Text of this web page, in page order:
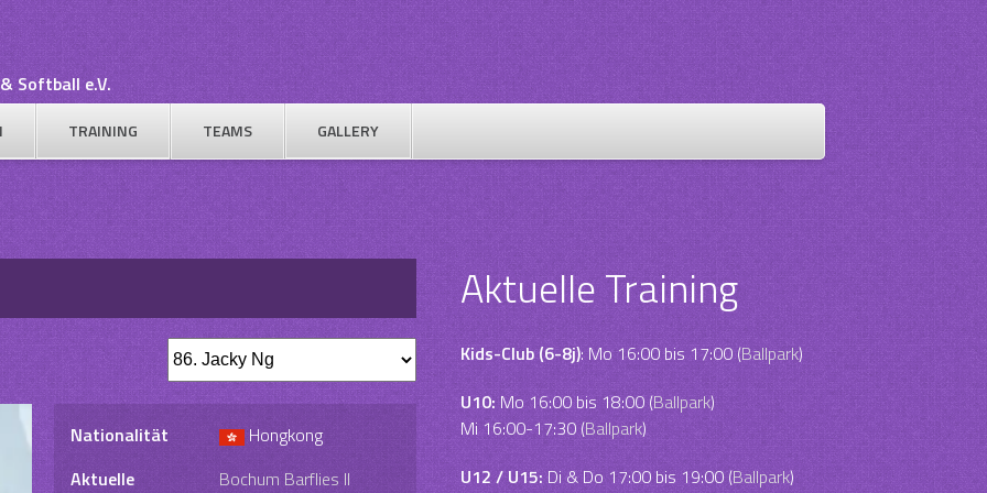
Softball e.V.
TRAINING TEAMS GALLERY
Nationalität
Hongkong
Aktuelle
Bochum Barflies II
Aktuelle Training
Kids-Club (6-8j): Mo 16:00 bis 17:00 (Ballpark)
U10:Mo 16:00 bis 18:00 (Ballpark)
Mi 16:00-17:30 (Ballpark)
U12 / U15:Di & Do 17:00 bis 19:00 (Ballpark)